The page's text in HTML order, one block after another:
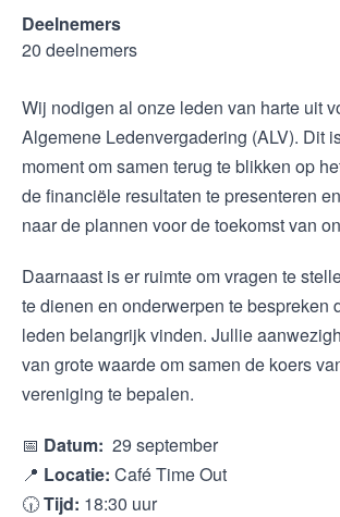
Deelnemers
20 deelnemers
Wij nodigen al onze leden van harte uit
Algemene Ledenvergadering (ALV). Dit
moment om samen terug te blikken op
de financiële resultaten te presenteren
naar de plannen voor de toekomst van
Daarnaast is er ruimte om vragen te
te dienen en onderwerpen te bespreken
leden belangrijk vinden. Jullie
van grote waarde om samen de koers
vereniging te bepalen.
📅 Datum: 29 september
📍 Locatie: Café Time Out
🕡Tijd: 18:30 uur